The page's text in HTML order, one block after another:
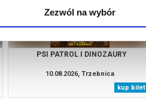
Zezwól na wybór
PSI PATROL I DINOZAURY
10.08.2026, Trzebnica
kup bilet